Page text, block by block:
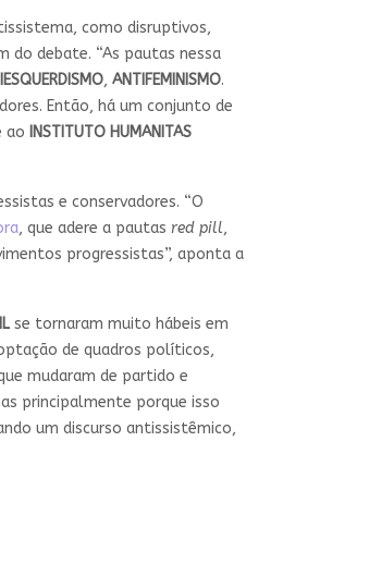
como disruptivos,
debate. “As pautas nessa
, ANTIFEMINISMO.
Então, há um conjunto de
ao INSTITUTO HUMANITAS
e conservadores. “O
, que adere a pautas red pill,
progressistas”, aponta a
se tornaram muito hábeis em
de quadros políticos,
mudaram de partido e
principalmente porque isso
um discurso antissistêmico,